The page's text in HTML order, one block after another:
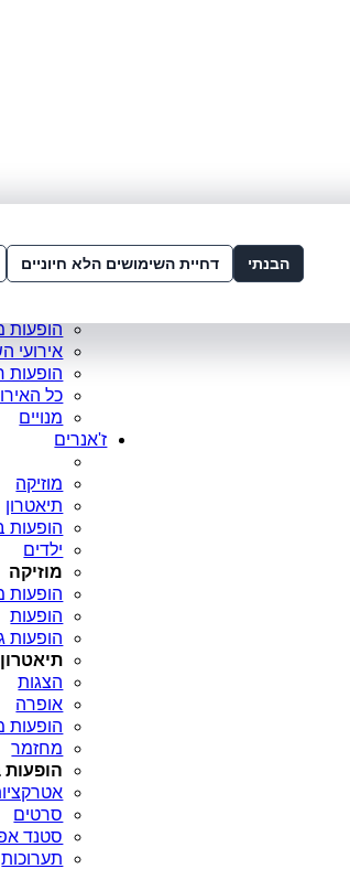
עמוד
סופר
מופעים
הופעות
אירועי
הופעות
כל
מנויים
ז'אנרים
מוזיקה
תיאטרון
הופעות
ילדים
מוזיקה
הופעות
הופעות
הופעות
תיאטרון
הצגות
אופרה
הופעות
מחזמר
הופעות
סרטים
סטנד
תערוכות
הבנתי דחיית השימושים הלא חיוניים